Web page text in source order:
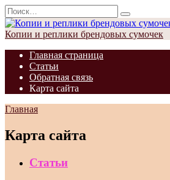
Перейти
к
содержанию
Search
for:
Копии и реплики брендовых сумочек
Главная страница
Статьи
Обратная связь
Карта сайта
Главная
Карта сайта
Статьи